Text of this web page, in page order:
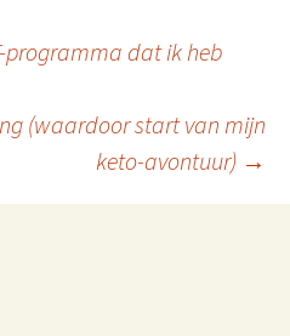
programma dat ik heb
(waardoor start van mijn
keto-avontuur) →